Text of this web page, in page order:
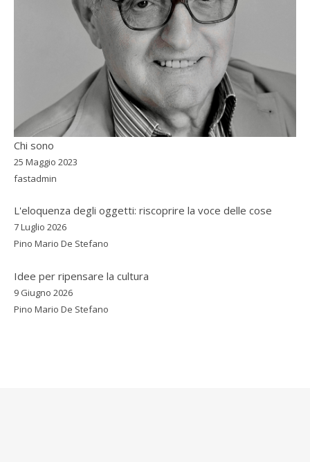
Chi sono
25 Maggio 2023
fastadmin
L'eloquenza degli oggetti: riscoprire la voce delle cose
7 Luglio 2026
Pino Mario De Stefano
Idee per ripensare la cultura
9 Giugno 2026
Pino Mario De Stefano